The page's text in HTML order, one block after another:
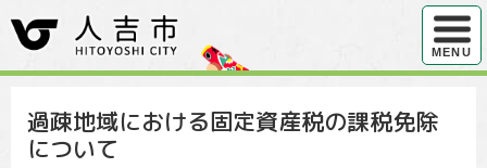
ハンバ
MENU
過疎地域における固定資産税の課税免除
について